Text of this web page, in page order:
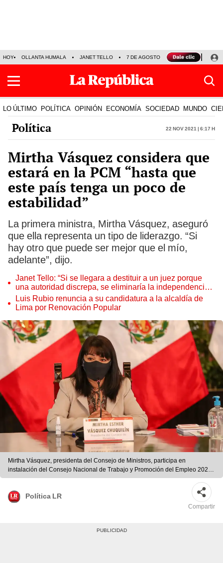
HOY OLLANTA HUMALA JANET TELLO 7 DE AGOSTO TINKA RESULTADOS
LO ÚLTIMO POLÍTICA OPINIÓN ECONOMÍA SOCIEDAD MUNDO
Política 22 Nov 2021 | 6:17 h
Mirtha Vásquez considera que
estará en la PCM “hasta que
este país tenga un poco de
estabilidad”
La primera ministra, Mirtha Vásquez, aseguró
que ella representa un tipo de liderazgo. “Si
hay otro que puede ser mejor que el mío,
adelante”, dijo.
Janet Tello: “Si se llegara a destituir a un juez porque
una autoridad discrepa, se eliminaría la independencia
judicial”
Luis Rubio renuncia a su candidatura a la alcaldía de
Lima por Renovación Popular
Mirtha Vásquez, presidenta del Consejo de Ministros, participa en
instalación del Consejo Nacional de Trabajo y Promoción del Empleo 2021-
2026. Foto: PCM
Política LR
Compartir